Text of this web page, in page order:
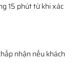
15 phút từ khi xác
nhận nếu khách